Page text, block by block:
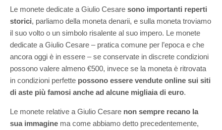
Le monete dedicate a Giulio Cesare sono importanti reperti
storici, parliamo della moneta denarii, e sulla moneta troviamo
il suo volto o un simbolo risalente al suo impero. Le monete
dedicate a Giulio Cesare – pratica comune per l’epoca e che
ancora oggi è in essere – se conservate in discrete condizioni
possono valere almeno €500, invece se la moneta è ritrovata
in condizioni perfette possono essere vendute online sui siti
di aste più famosi anche ad alcune migliaia di euro.
Le monete relative a Giulio Cesare non sempre recano la
sua immagine ma come abbiamo detto precedentemente,